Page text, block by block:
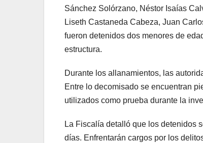
Sánchez Solórzano, Néstor Isaías
Liseth Castaneda Cabeza, Juan
fueron detenidos dos menores de
estructura.
Durante los allanamientos, las
Entre lo decomisado se encuentran
utilizados como prueba durante la
La Fiscalía detalló que los detenidos
días. Enfrentarán cargos por los